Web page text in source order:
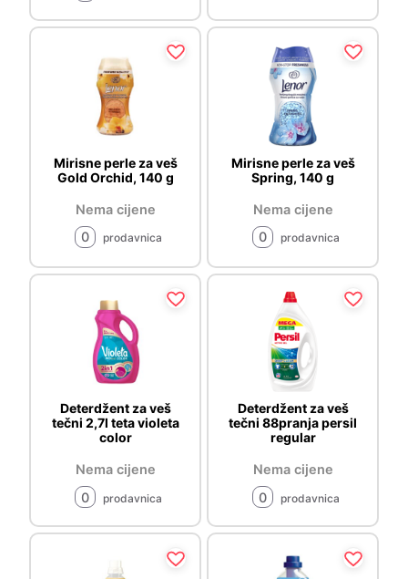
Mirisne perle za veš
Gold Orchid, 140 g
Nema cijene
0
prodavnica
Mirisne perle za veš
Spring, 140 g
Nema cijene
0
prodavnica
Deterdžent za veš
tečni 2,7l teta violeta
color
Nema cijene
0
prodavnica
Deterdžent za veš
tečni 88pranja persil
regular
Nema cijene
0
prodavnica